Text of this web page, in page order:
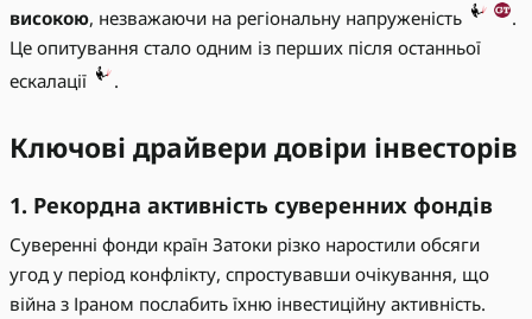
високою, незважаючи на регіональну напруженість
.
Це опитування стало одним із перших після останньої
ескалації
.
Ключові драйвери довіри інвесторів
1. Рекордна активність суверенних фондів
Суверенні фонди країн Затоки різко наростили обсяги
угод у період конфлікту, спростувавши очікування, що
війна з Іраном послабить їхню інвестиційну активність.